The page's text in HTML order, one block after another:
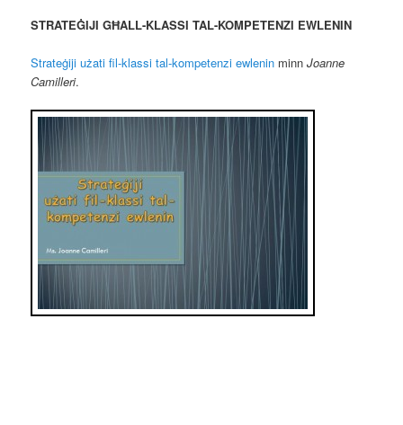
STRATEĠIJI GĦALL-KLASSI TAL-KOMPETENZI EWLENIN
Strateġiji użati fil-klassi tal-kompetenzi ewlenin minnJoanne
Camilleri.